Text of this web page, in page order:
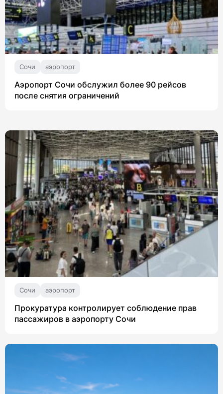
Сочи аэропорт
Аэропорт Сочи обслужил более 90 рейсов
после снятия ограничений
Сочи аэропорт
Прокуратура контролирует соблюдение прав
пассажиров в аэропорту Сочи